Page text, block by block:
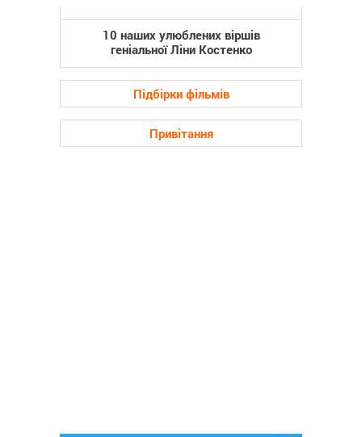
10 наших улюблених віршів
геніальної Ліни Костенко
Підбірки фільмів
Привітання